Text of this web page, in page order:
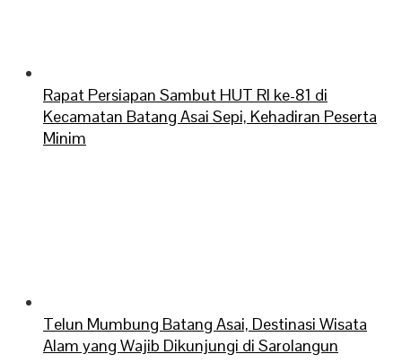
Rapat Persiapan Sambut HUT RI ke-81 di
Kecamatan Batang Asai Sepi, Kehadiran Peserta
Minim
Telun Mumbung Batang Asai, Destinasi Wisata
Alam yang Wajib Dikunjungi di Sarolangun